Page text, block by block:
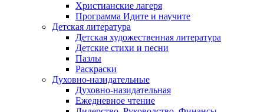
Христианские лагеря
Программа Идите и научите
Детская литература
Детская художественная литература
Детские стихи и песни
Пазлы
Раскраски
Духовно-назидательные
Духовно-назидательная
Ежедневное чтение